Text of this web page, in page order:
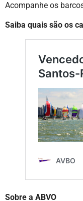
Acompanhe os
Saiba quais são os
Sobre a ABVO